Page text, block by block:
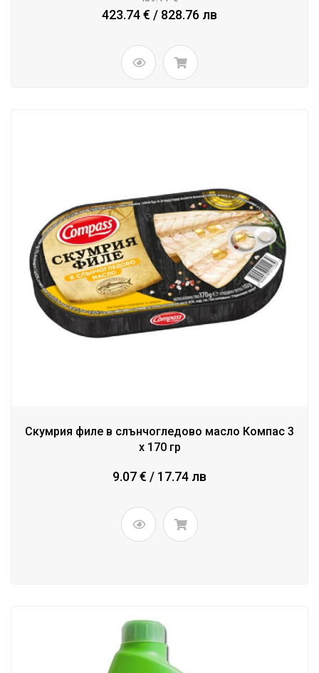
423.74 € / 828.76 лв
Скумрия филе в слънчогледово масло Компас 3
x 170 гр
9.07 € / 17.74 лв